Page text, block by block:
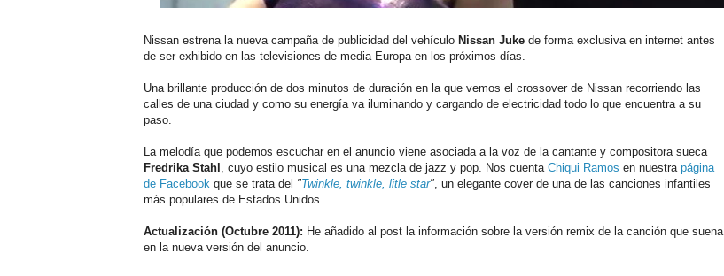
Nissan estrena la nueva campaña de publicidad del vehículo Nissan Juke de forma exclusiva en internet antes
de ser exhibido en las televisiones de media Europa en los próximos días.
Una brillante producción de dos minutos de duración en la que vemos el crossover de Nissan recorriendo las
calles de una ciudad y como su energía va iluminando y cargando de electricidad todo lo que encuentra a su
paso.
La melodía que podemos escuchar en el anuncio viene asociada a la voz de la cantante y compositora sueca
Fredrika Stahl , cuyo estilo musical es una mezcla de jazz y pop. Nos cuenta Chiqui Ramos en nuestra página
de Facebook que se trata del "Twinkle, twinkle, litle star", un elegante cover de una de las canciones infantiles
más populares de Estados Unidos.
Actualización (Octubre 2011): He añadido al post la información sobre la versión remix de la canción que suena
en la nueva versión del anuncio.